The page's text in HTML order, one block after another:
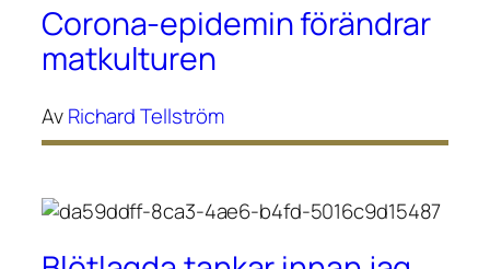
Corona-epidemin förändrar
matkulturen
AvRichard Tellström